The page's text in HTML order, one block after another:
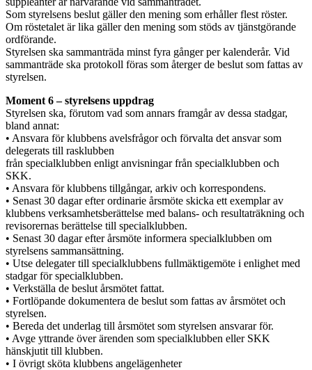
Som styrelsens beslut gäller den mening som erhåller flest röster.
Om röstetalet är lika gäller den mening som stöds av tjänstgörande
ordförande.
Styrelsen ska sammanträda minst fyra gånger per kalenderår. Vid
sammanträde ska protokoll föras som återger de beslut som fattas av
styrelsen.
Moment 6 – styrelsens uppdrag
Styrelsen ska, förutom vad som annars framgår av dessa stadgar,
bland annat:
• Ansvara för klubbens avelsfrågor och förvalta det ansvar som
delegerats till rasklubben
från specialklubben enligt anvisningar från specialklubben och
SKK.
• Ansvara för klubbens tillgångar, arkiv och korrespondens.
• Senast 30 dagar efter ordinarie årsmöte skicka ett exemplar av
klubbens verksamhetsberättelse med balans- och resultaträkning och
revisorernas berättelse till specialklubben.
• Senast 30 dagar efter årsmöte informera specialklubben om
styrelsens sammansättning.
• Utse delegater till specialklubbens fullmäktigemöte i enlighet med
stadgar för specialklubben.
• Verkställa de beslut årsmötet fattat.
• Fortlöpande dokumentera de beslut som fattas av årsmötet och
styrelsen.
• Bereda det underlag till årsmötet som styrelsen ansvarar för.
• Avge yttrande över ärenden som specialklubben eller SKK
hänskjutit till klubben.
• I övrigt sköta klubbens angelägenheter